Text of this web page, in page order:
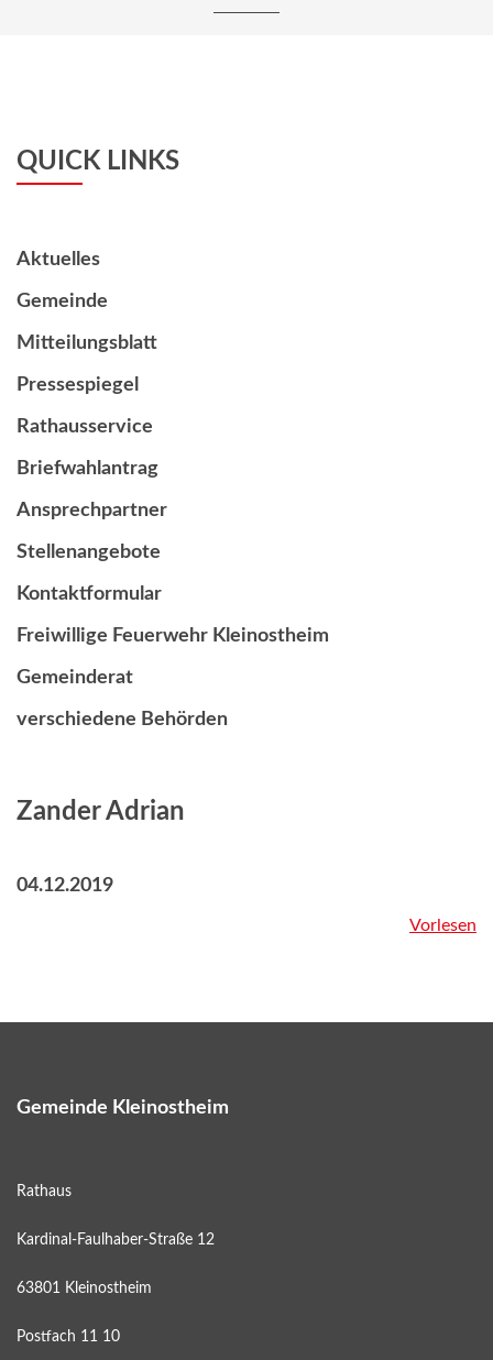
QUICK LINKS
Aktuelles
Gemeinde
Mitteilungsblatt
Pressespiegel
Rathausservice
Briefwahlantrag
Ansprechpartner
Stellenangebote
Kontaktformular
Freiwillige Feuerwehr Kleinostheim
Gemeinderat
verschiedene Behörden
Zander Adrian
04.12.2019
Vorlesen
Gemeinde Kleinostheim
Rathaus
Kardinal-Faulhaber-Straße 12
63801 Kleinostheim
Postfach 11 10